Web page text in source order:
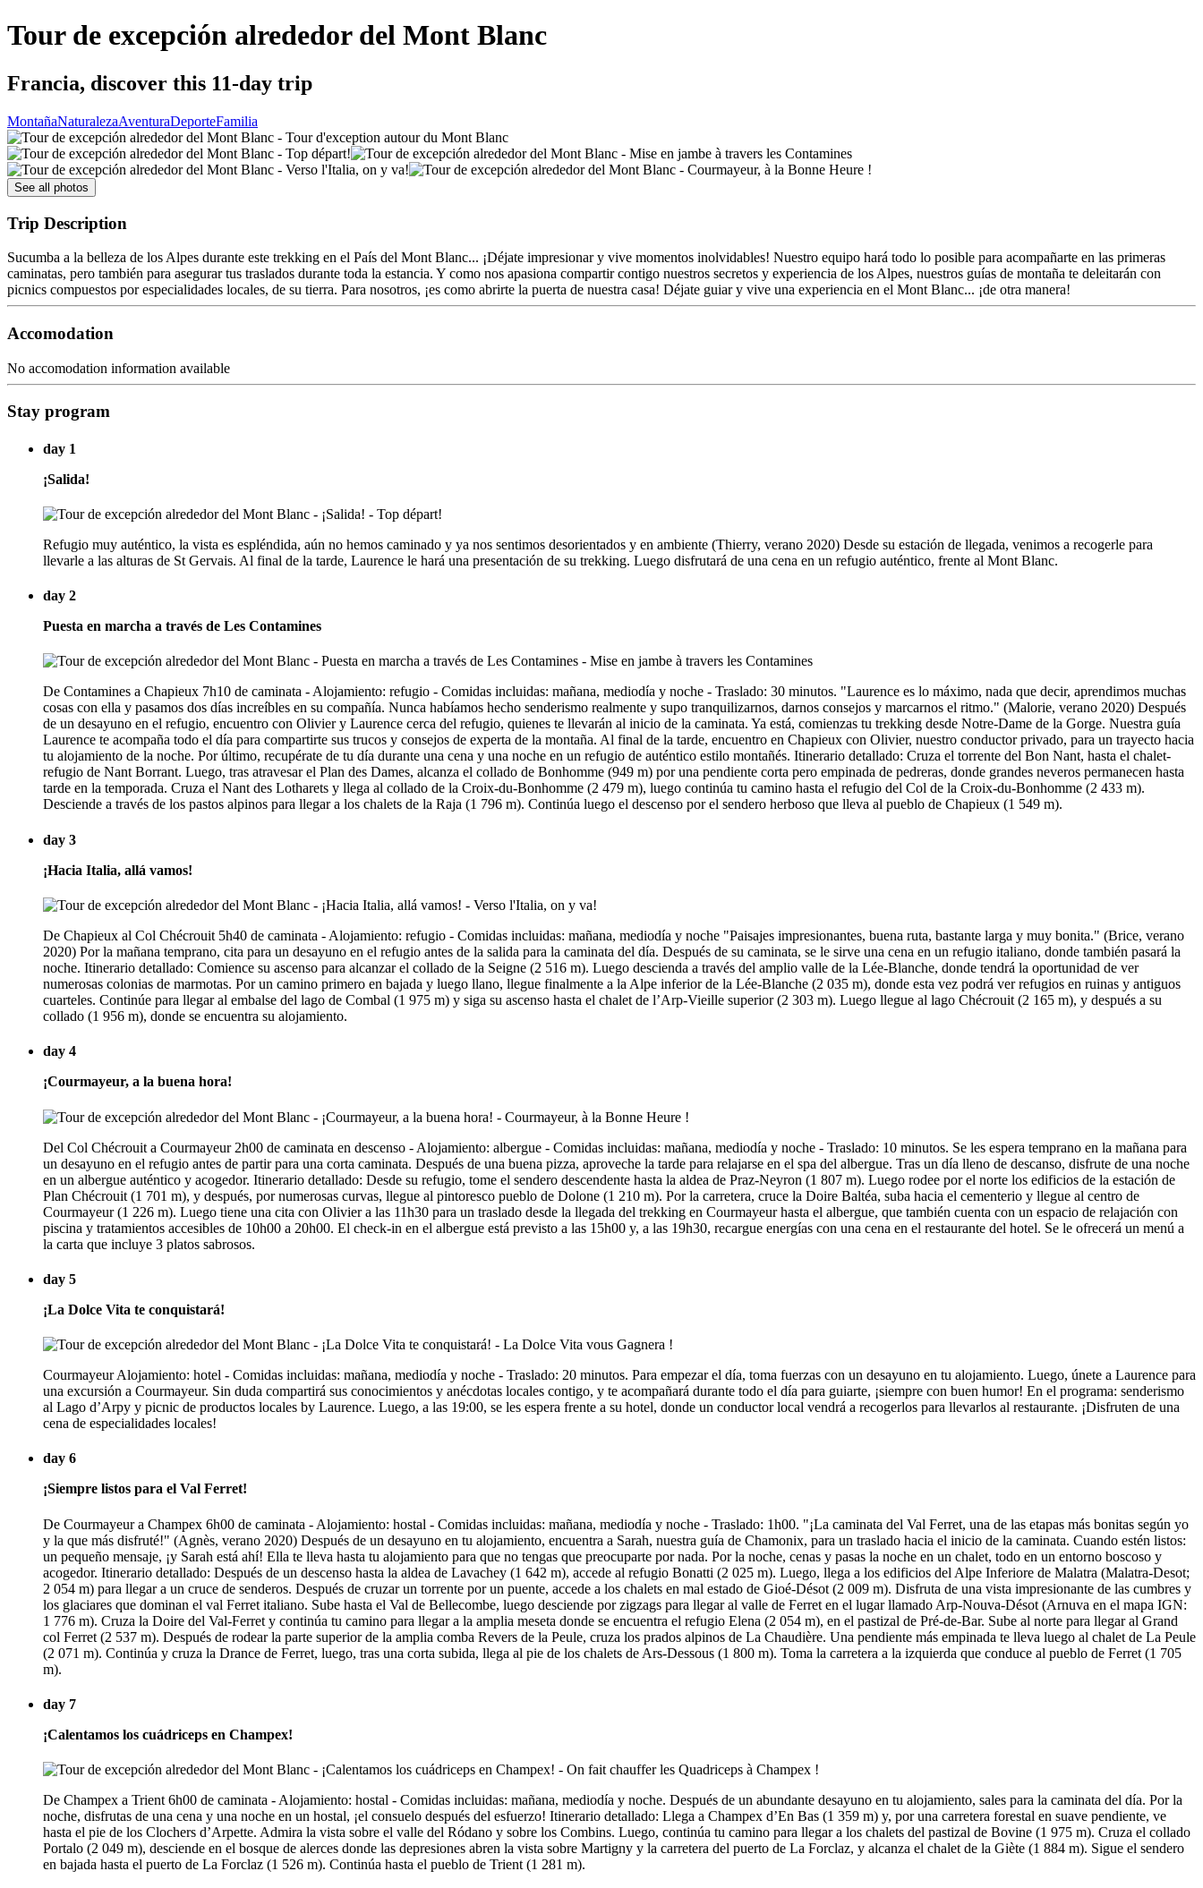
Tour de excepción alrededor del Mont Blanc
Francia, discover this 11-day trip
MontañaNaturalezaAventuraDeporteFamilia
See all photos
Trip Description
Sucumba a la belleza de los Alpes durante este trekking en el País del Mont Blanc... ¡Déjate impresionar y vive momentos inolvidables! Nuestro equipo hará todo lo posible para acompañarte en las primeras
caminatas, pero también para asegurar tus traslados durante toda la estancia. Y como nos apasiona compartir contigo nuestros secretos y experiencia de los Alpes, nuestros guías de montaña te deleitarán con
picnics compuestos por especialidades locales, de su tierra. Para nosotros, ¡es como abrirte la puerta de nuestra casa! Déjate guiar y vive una experiencia en el Mont Blanc... ¡de otra manera!
Accomodation
No accomodation information available
Stay program
day 1
¡Salida!
Refugio muy auténtico, la vista es espléndida, aún no hemos caminado y ya nos sentimos desorientados y en ambiente (Thierry, verano 2020) Desde su estación de llegada, venimos a recogerle para
llevarle a las alturas de St Gervais. Al final de la tarde, Laurence le hará una presentación de su trekking. Luego disfrutará de una cena en un refugio auténtico, frente al Mont Blanc.
day 2
Puesta en marcha a través de Les Contamines
De Contamines a Chapieux 7h10 de caminata - Alojamiento: refugio - Comidas incluidas: mañana, mediodía y noche - Traslado: 30 minutos. "Laurence es lo máximo, nada que decir, aprendimos muchas
cosas con ella y pasamos dos días increíbles en su compañía. Nunca habíamos hecho senderismo realmente y supo tranquilizarnos, darnos consejos y marcarnos el ritmo." (Malorie, verano 2020) Después
de un desayuno en el refugio, encuentro con Olivier y Laurence cerca del refugio, quienes te llevarán al inicio de la caminata. Ya está, comienzas tu trekking desde Notre-Dame de la Gorge. Nuestra guía
Laurence te acompaña todo el día para compartirte sus trucos y consejos de experta de la montaña. Al final de la tarde, encuentro en Chapieux con Olivier, nuestro conductor privado, para un trayecto hacia
tu alojamiento de la noche. Por último, recupérate de tu día durante una cena y una noche en un refugio de auténtico estilo montañés. Itinerario detallado: Cruza el torrente del Bon Nant, hasta el chalet-
refugio de Nant Borrant. Luego, tras atravesar el Plan des Dames, alcanza el collado de Bonhomme (949 m) por una pendiente corta pero empinada de pedreras, donde grandes neveros permanecen hasta
tarde en la temporada. Cruza el Nant des Lotharets y llega al collado de la Croix-du-Bonhomme (2 479 m), luego continúa tu camino hasta el refugio del Col de la Croix-du-Bonhomme (2 433 m).
Desciende a través de los pastos alpinos para llegar a los chalets de la Raja (1 796 m). Continúa luego el descenso por el sendero herboso que lleva al pueblo de Chapieux (1 549 m).
day 3
¡Hacia Italia, allá vamos!
De Chapieux al Col Chécrouit 5h40 de caminata - Alojamiento: refugio - Comidas incluidas: mañana, mediodía y noche "Paisajes impresionantes, buena ruta, bastante larga y muy bonita." (Brice, verano
2020) Por la mañana temprano, cita para un desayuno en el refugio antes de la salida para la caminata del día. Después de su caminata, se le sirve una cena en un refugio italiano, donde también pasará la
noche. Itinerario detallado: Comience su ascenso para alcanzar el collado de la Seigne (2 516 m). Luego descienda a través del amplio valle de la Lée-Blanche, donde tendrá la oportunidad de ver
numerosas colonias de marmotas. Por un camino primero en bajada y luego llano, llegue finalmente a la Alpe inferior de la Lée-Blanche (2 035 m), donde esta vez podrá ver refugios en ruinas y antiguos
cuarteles. Continúe para llegar al embalse del lago de Combal (1 975 m) y siga su ascenso hasta el chalet de l’Arp-Vieille superior (2 303 m). Luego llegue al lago Chécrouit (2 165 m), y después a su
collado (1 956 m), donde se encuentra su alojamiento.
day 4
¡Courmayeur, a la buena hora!
Del Col Chécrouit a Courmayeur 2h00 de caminata en descenso - Alojamiento: albergue - Comidas incluidas: mañana, mediodía y noche - Traslado: 10 minutos. Se les espera temprano en la mañana para
un desayuno en el refugio antes de partir para una corta caminata. Después de una buena pizza, aproveche la tarde para relajarse en el spa del albergue. Tras un día lleno de descanso, disfrute de una noche
en un albergue auténtico y acogedor. Itinerario detallado: Desde su refugio, tome el sendero descendente hasta la aldea de Praz-Neyron (1 807 m). Luego rodee por el norte los edificios de la estación de
Plan Chécrouit (1 701 m), y después, por numerosas curvas, llegue al pintoresco pueblo de Dolone (1 210 m). Por la carretera, cruce la Doire Baltéa, suba hacia el cementerio y llegue al centro de
Courmayeur (1 226 m). Luego tiene una cita con Olivier a las 11h30 para un traslado desde la llegada del trekking en Courmayeur hasta el albergue, que también cuenta con un espacio de relajación con
piscina y tratamientos accesibles de 10h00 a 20h00. El check-in en el albergue está previsto a las 15h00 y, a las 19h30, recargue energías con una cena en el restaurante del hotel. Se le ofrecerá un menú a
la carta que incluye 3 platos sabrosos.
day 5
¡La Dolce Vita te conquistará!
Courmayeur Alojamiento: hotel - Comidas incluidas: mañana, mediodía y noche - Traslado: 20 minutos. Para empezar el día, toma fuerzas con un desayuno en tu alojamiento. Luego, únete a Laurence para
una excursión a Courmayeur. Sin duda compartirá sus conocimientos y anécdotas locales contigo, y te acompañará durante todo el día para guiarte, ¡siempre con buen humor! En el programa: senderismo
al Lago d’Arpy y picnic de productos locales by Laurence. Luego, a las 19:00, se les espera frente a su hotel, donde un conductor local vendrá a recogerlos para llevarlos al restaurante. ¡Disfruten de una
cena de especialidades locales!
day 6
¡Siempre listos para el Val Ferret!
De Courmayeur a Champex 6h00 de caminata - Alojamiento: hostal - Comidas incluidas: mañana, mediodía y noche - Traslado: 1h00. "¡La caminata del Val Ferret, una de las etapas más bonitas según yo
y la que más disfruté!" (Agnès, verano 2020) Después de un desayuno en tu alojamiento, encuentra a Sarah, nuestra guía de Chamonix, para un traslado hacia el inicio de la caminata. Cuando estén listos:
un pequeño mensaje, ¡y Sarah está ahí! Ella te lleva hasta tu alojamiento para que no tengas que preocuparte por nada. Por la noche, cenas y pasas la noche en un chalet, todo en un entorno boscoso y
acogedor. Itinerario detallado: Después de un descenso hasta la aldea de Lavachey (1 642 m), accede al refugio Bonatti (2 025 m). Luego, llega a los edificios del Alpe Inferiore de Malatra (Malatra-Desot;
2 054 m) para llegar a un cruce de senderos. Después de cruzar un torrente por un puente, accede a los chalets en mal estado de Gioé-Désot (2 009 m). Disfruta de una vista impresionante de las cumbres y
los glaciares que dominan el val Ferret italiano. Sube hasta el Val de Bellecombe, luego desciende por zigzags para llegar al valle de Ferret en el lugar llamado Arp-Nouva-Désot (Arnuva en el mapa IGN:
1 776 m). Cruza la Doire del Val-Ferret y continúa tu camino para llegar a la amplia meseta donde se encuentra el refugio Elena (2 054 m), en el pastizal de Pré-de-Bar. Sube al norte para llegar al Grand
col Ferret (2 537 m). Después de rodear la parte superior de la amplia comba Revers de la Peule, cruza los prados alpinos de La Chaudière. Una pendiente más empinada te lleva luego al chalet de La Peule
(2 071 m). Continúa y cruza la Drance de Ferret, luego, tras una corta subida, llega al pie de los chalets de Ars-Dessous (1 800 m). Toma la carretera a la izquierda que conduce al pueblo de Ferret (1 705
m).
day 7
¡Calentamos los cuádriceps en Champex!
De Champex a Trient 6h00 de caminata - Alojamiento: hostal - Comidas incluidas: mañana, mediodía y noche. Después de un abundante desayuno en tu alojamiento, sales para la caminata del día. Por la
noche, disfrutas de una cena y una noche en un hostal, ¡el consuelo después del esfuerzo! Itinerario detallado: Llega a Champex d’En Bas (1 359 m) y, por una carretera forestal en suave pendiente, ve
hasta el pie de los Clochers d’Arpette. Admira la vista sobre el valle del Ródano y sobre los Combins. Luego, continúa tu camino para llegar a los chalets del pastizal de Bovine (1 975 m). Cruza el collado
Portalo (2 049 m), desciende en el bosque de alerces donde las depresiones abren la vista sobre Martigny y la carretera del puerto de La Forclaz, y alcanza el chalet de la Giète (1 884 m). Sigue el sendero
en bajada hasta el puerto de La Forclaz (1 526 m). Continúa hasta el pueblo de Trient (1 281 m).